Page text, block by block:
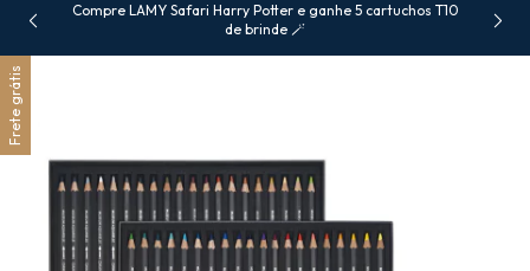
Compre LAMY Safari Harry Potter e ganhe 5 cartuchos T10
de brinde 🪄
Frete grátis